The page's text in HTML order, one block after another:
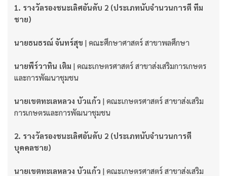
1. รางวัลรองชนะเลิศอันดับ 2 (ประเภทนับจำนวนการตี ทีม
ชาย)
นายธนธรณ์ จันทร์สุข | คณะศึกษาศาสตร์ สาขาพลศึกษา
นายพีร์วาทิน เติม | คณะเกษตรศาสตร์ สาขาส่งเสริมการเกษตร
และการพัฒนาชุมชน
นายเขตทะเลหลวง บัวแก้ว | คณะเกษตรศาสตร์ สาขาส่งเสริม
การเกษตรและการพัฒนาชุมชน
2. รางวัลรองชนะเลิศอันดับ 2 (ประเภทนับจำนวนการตี
บุคคลชาย)
นายเขตทะเลหลวง บัวแก้ว | คณะเกษตรศาสตร์ สาขาส่งเสริม